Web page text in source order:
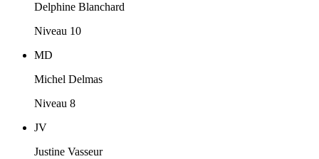
Delphine Blanchard
Niveau 10
MD
Michel Delmas
Niveau 8
JV
Justine Vasseur